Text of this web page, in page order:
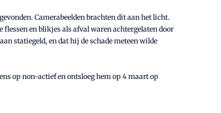
Camerabeelden brachten dit aan het licht.
en blikjes als afval waren achtergelaten door
statiegeld, en dat hij de schade meteen wilde
op non-actief en ontsloeg hem op 4 maart op